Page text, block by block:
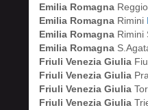
Emilia Romagna
Emilia Romagna Rimini
Emilia Romagna Rimini
Emilia Romagna
Friuli Venezia Giulia
Friuli Venezia Giulia
Friuli Venezia Giulia
Friuli Venezia Giulia